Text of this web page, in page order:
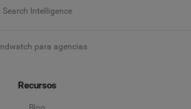
Search Intelligence
para agencias
Recursos